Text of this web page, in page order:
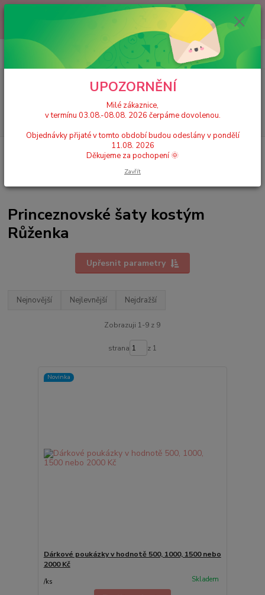
Milé zákaznice, v termínu 03.08.-08.08. 2026 čerpáme dovolenou.
Objednávky přijaté v tomto období budou odeslány v pondělí 11.08.
2026 Děkujeme za pochopení 🌞
CZK
Hledat
+420 777 224 390
(Po-Pá, 9-17 hod.)
0 Kč
Dětské karnevalové kostýmy / Princeznovské šaty, doplňky
Princeznovské šaty kostým
Růženka
Upřesnit parametry
Nejnovější Nejlevnější Nejdražší
Zobrazuji 1-9 z 9
strana z 1
Novinka
Dárkové poukázky v hodnotě 500, 1000, 1500 nebo
2000 Kč
/ks Skladem
UPOZORNĚNÍ
Milé zákaznice,
v termínu 03.08.-08.08. 2026 čerpáme dovolenou.
Objednávky přijaté v tomto období budou odeslány v pondělí
11.08. 2026
Děkujeme za pochopení 🌞
Zavřít